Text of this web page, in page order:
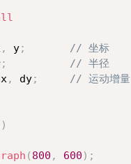
, y;
// 坐标
;
// 半径
, dy;
// 运动增量
)
( 800 , 600 ) ;